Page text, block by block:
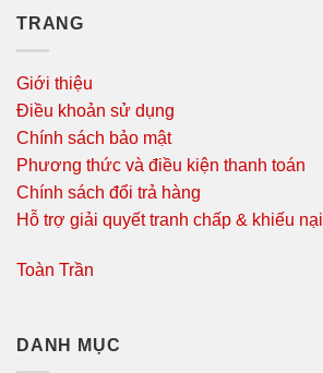
TRANG
Giới thiệu
Điều khoản sử dụng
Chính sách bảo mật
Phương thức và điều kiện thanh toán
Chính sách đổi trả hàng
Hỗ trợ giải quyết tranh chấp & khiếu nại
Toàn Trần
DANH MỤC